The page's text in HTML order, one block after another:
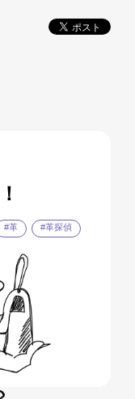
！
#革 #革探偵